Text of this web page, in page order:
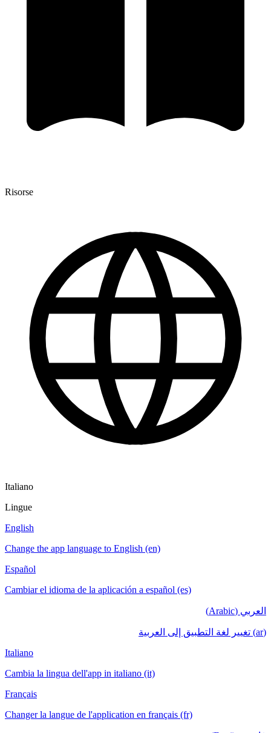
Risorse
Italiano
Lingue
English
Change the app language to English (en)
Español
Cambiar el idioma de la aplicación a español (es)
العربي (Arabic)
(ar) تغيير لغة التطبيق إلى العربية
Italiano
Cambia la lingua dell'app in italiano (it)
Français
Changer la langue de l'application en français (fr)